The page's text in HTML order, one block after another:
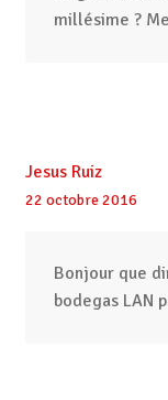
millésime ?
Jesus Ruiz
22 octobre 2016
Bonjour que
bodegas LAN